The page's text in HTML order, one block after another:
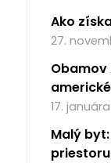
Ako
27.
Obamov
17.
Malý